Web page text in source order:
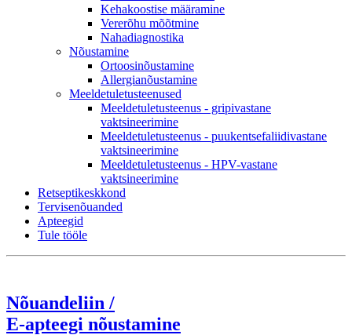
Kehakoostise määramine
Vererõhu mõõtmine
Nahadiagnostika
Nõustamine
Ortoosinõustamine
Allergianõustamine
Meeldetuletusteenused
Meeldetuletusteenus - gripivastane
vaktsineerimine
Meeldetuletusteenus - puukentsefaliidivastane
vaktsineerimine
Meeldetuletusteenus - HPV-vastane
vaktsineerimine
Retseptikeskkond
Tervisenõuanded
Apteegid
Tule tööle
Nõuandeliin /
E-apteegi nõustamine